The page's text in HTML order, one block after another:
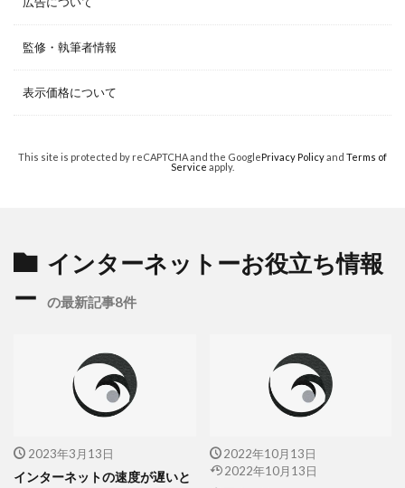
監修・執筆者情報
表示価格について
This site is protected by reCAPTCHA and the GooglePrivacy Policy and Terms of
Service apply.
インターネットーお役立ち情報
ー
の最新記事8件
2023年3月13日
インターネットの速度が遅いと
2022年10月13日
2022年10月13日